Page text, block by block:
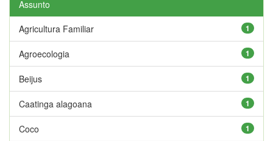
Assunto
1
Agricultura Familiar
1
Agroecologia
1
Beijus
1
Caatinga alagoana
1
Coco